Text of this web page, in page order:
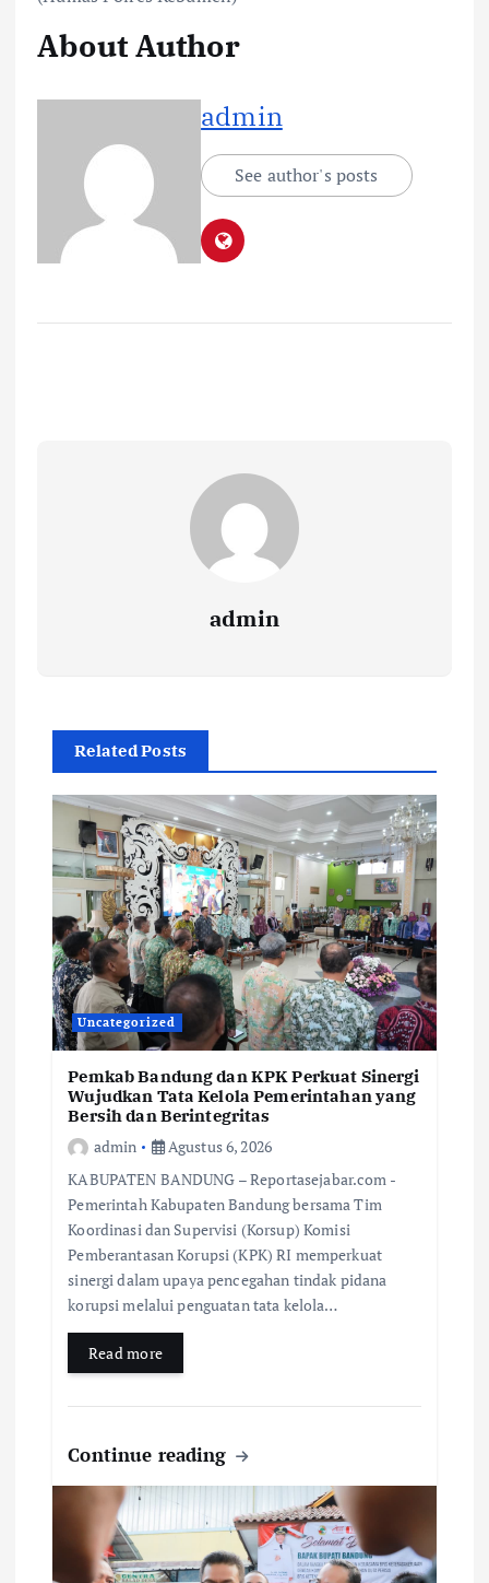
About Author
admin
See author's posts
admin
Related Posts
Uncategorized
Pemkab Bandung dan KPK Perkuat Sinergi
Wujudkan Tata Kelola Pemerintahan yang
Bersih dan Berintegritas
admin
Agustus 6, 2026
KABUPATEN BANDUNG – Reportasejabar.com -
Pemerintah Kabupaten Bandung bersama Tim
Koordinasi dan Supervisi (Korsup) Komisi
Pemberantasan Korupsi (KPK) RI memperkuat
sinergi dalam upaya pencegahan tindak pidana
korupsi melalui penguatan tata kelola…
Read more
Continue reading